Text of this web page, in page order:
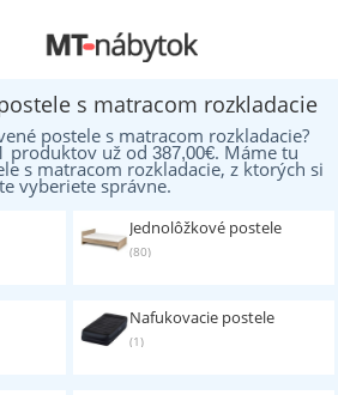
s matracom rozkladacie
postele s matracom rozkladacie?
produktov už od 387,00€. Máme tu
s matracom rozkladacie, z ktorých si
vyberiete správne.
Jednolôžkové postele
(80)
Nafukovacie postele
(1)